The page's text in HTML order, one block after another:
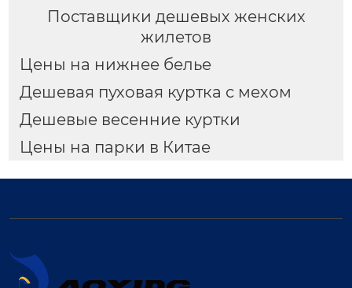
Поставщики дешевых женских
жилетов
Цены на нижнее белье
Дешевая пуховая куртка с мехом
Дешевые весенние куртки
Цены на парки в Китае